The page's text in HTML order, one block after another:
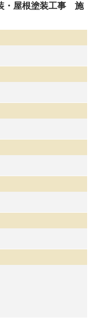
・屋根塗装工事 施